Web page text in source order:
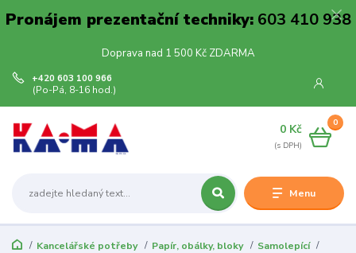
Pronájem prezentační techniky:603 410 938
Doprava nad 1 500 Kč ZDARMA
Menu
+420 603 100 966
(Po-Pá, 8-16 hod.)
0
0 Kč
Kancelářské potřeby Papír, obálky, bloky
Samolepící